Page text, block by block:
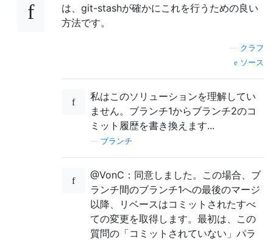
は、git-stashが確かにこれを行うための良い
方法です。
クラフ
ソース
私はこのソリューションを理解してい
ません。ブランチ1からブランチ2のコ
ミット履歴を書き換えます...
ブランチ
@VonC：同意しました。この場合、ブ
ランチ間のブランチ1への最後のマージ
以降、リベースはコミットされたすべ
ての変更を取得します。最初は、この
質問の「コミットされていない」パラ